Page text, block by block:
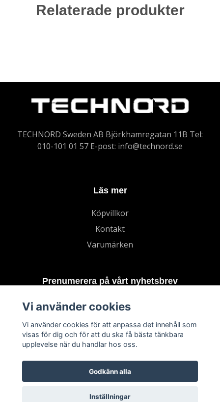
Relaterade produkter
TECHNORD Sweden AB Björkhamregatan 11B Tel:
010-101 01 57 E-post: info@technord.se
Läs mer
Köpvillkor
Kontakt
Varumärken
Prenumerera på vårt nyhetsbrev
Vi använder cookies
Vi använder cookies för att anpassa det innehåll som
visas för dig och för att du ska få bästa tänkbara
upplevelse när du handlar hos oss.
Godkänn alla
Inställningar